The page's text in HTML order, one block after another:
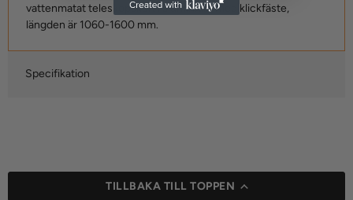
vattenmatat teleskopskaft i aluminium med klickfäste,
längden är 1060-1600 mm.
Specifikation
TILLBAKA TILL TOPPEN